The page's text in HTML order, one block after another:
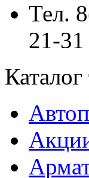
Тел.
21-31
Каталог